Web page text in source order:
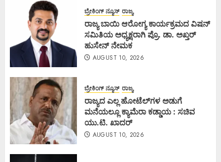
ಬ್ರೇಕಿಂಗ್ ನ್ಯೂಸ್ ರಾಜ್ಯ
ರಾಜ್ಯ ಬಾಯಿ ಆರೋಗ್ಯ ಕಾರ್ಯಕ್ರಮದ ವಿಷನ್
ಸಮಿತಿಯ ಅಧ್ಯಕ್ಷರಾಗಿ ಪ್ರೊ. ಡಾ. ಅಖ್ತರ್
ಹುಸೇನ್ ನೇಮಕ
AUGUST 10, 2026
ಬ್ರೇಕಿಂಗ್ ನ್ಯೂಸ್ ರಾಜ್ಯ
ರಾಜ್ಯದ ಎಲ್ಲ ಹೋಟೆಲ್‌ಗಳ ಅಡುಗೆ
ಮನೆಯಲ್ಲೂ ಕ್ಯಾಮೆರಾ ಕಡ್ಡಾಯ : ಸಚಿವ
ಯು.ಟಿ. ಖಾದರ್
AUGUST 10, 2026